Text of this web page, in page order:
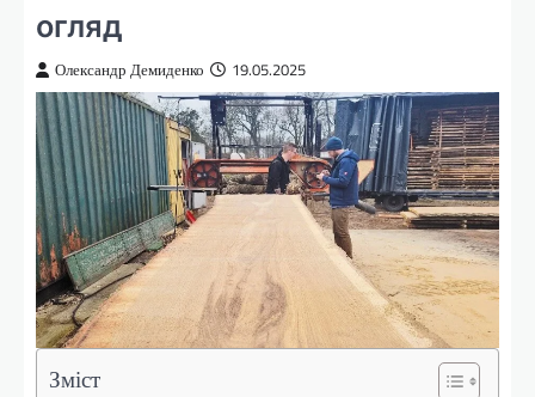
огляд
Олександр Демиденко 19.05.2025
Зміст